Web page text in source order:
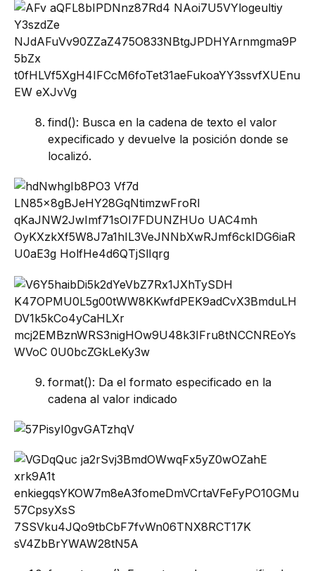
find(): Busca en la cadena de texto el valor
expecificado y devuelve la posición donde se
localizó.
format(): Da el formato especificado en la
cadena al valor indicado